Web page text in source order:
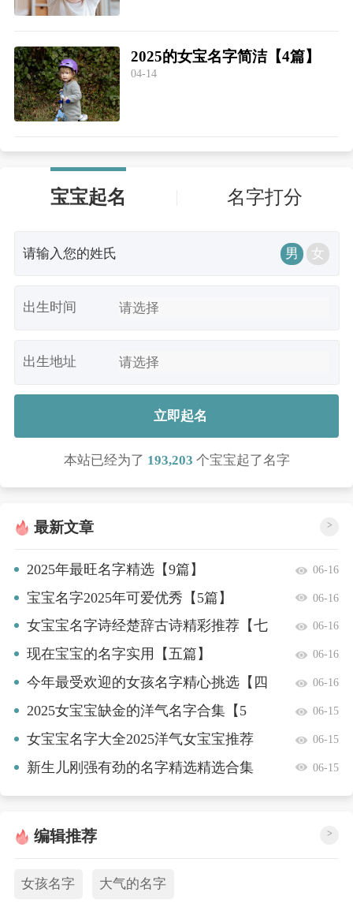
2025的女宝名字简洁【4篇】
04-14
宝宝起名 名字打分
男 女
出生时间
出生地址
立即起名
本站已经为了 193,203 个宝宝起了名字
最新文章 >
2025年最旺名字精选【9篇】 06-16
宝宝名字2025年可爱优秀【5篇】 06-16
女宝宝名字诗经楚辞古诗精彩推荐【七
篇】
06-16
现在宝宝的名字实用【五篇】 06-16
今年最受欢迎的女孩名字精心挑选【四
篇】
06-16
2025女宝宝缺金的洋气名字合集【5
篇】
06-15
女宝宝名字大全2025洋气女宝宝推荐
【五篇】
06-15
新生儿刚强有劲的名字精选精选合集
【10篇】
06-15
编辑推荐 >
女孩名字 大气的名字